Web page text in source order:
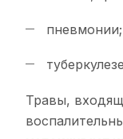
пневмонии;
Травы,